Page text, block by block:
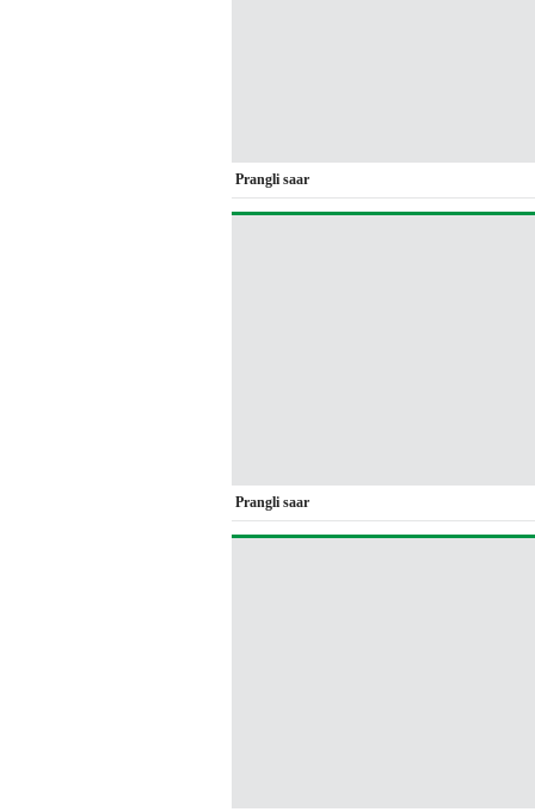
Prangli saar
Prangli saar